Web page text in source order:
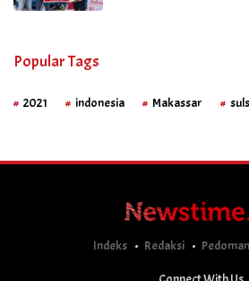
Popular Tags
2021 indonesia Makassar
Indeks Redaksi